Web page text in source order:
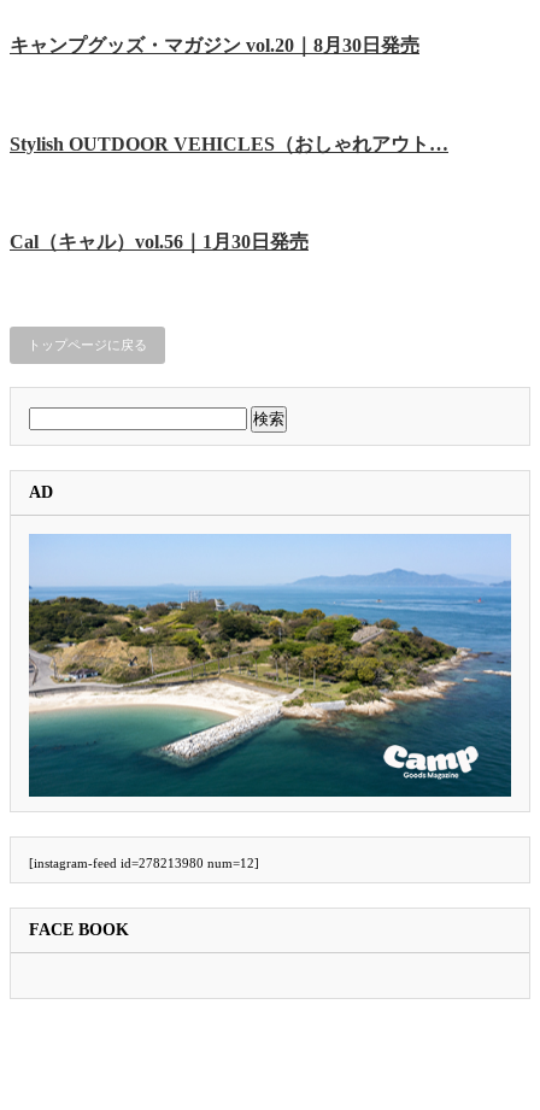
キャンプグッズ・マガジン vol.20｜8月30日発売
Stylish OUTDOOR VEHICLES（おしゃれアウト…
Cal（キャル）vol.56｜1月30日発売
トップページに戻る
検
索:
AD
[instagram-feed id=278213980 num=12]
FACE BOOK